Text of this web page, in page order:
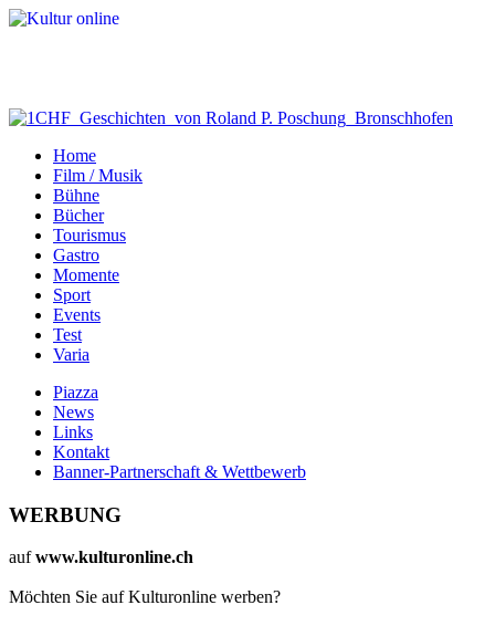
Home
Film / Musik
Bühne
Bücher
Tourismus
Gastro
Momente
Sport
Events
Test
Varia
Piazza
News
Links
Kontakt
Banner-Partnerschaft & Wettbewerb
WERBUNG
aufwww.kulturonline.ch
Möchten Sie auf Kulturonline werben?